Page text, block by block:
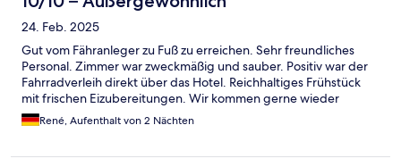
24. Feb. 2025
Gut vom Fähranleger zu Fuß zu erreichen. Sehr freundliches
Personal. Zimmer war zweckmäßig und sauber. Positiv war der
Fahrradverleih direkt über das Hotel. Reichhaltiges Frühstück
mit frischen Eizubereitungen. Wir kommen gerne wieder
René, Aufenthalt von 2 Nächten